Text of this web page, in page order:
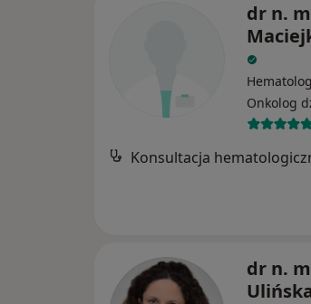
dr n.
Onkolog
dr n.